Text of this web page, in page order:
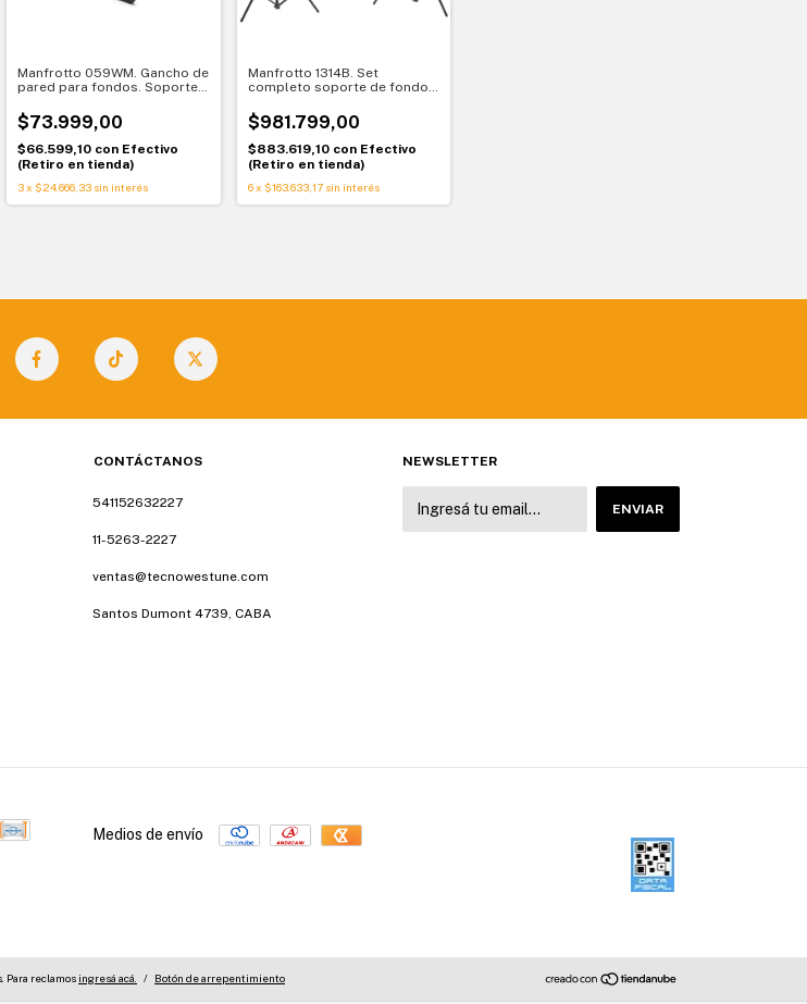
Manfrotto 059WM. Gancho de
pared para fondos. Soporte
$73.999,00
$66.599,10 con Efectivo
(Retiro en tienda)
3x $24.666,33 sin interés
Manfrotto 1314B. Set
completo soporte de fondos.
$981.799,00
$883.619,10 con Efectivo
(Retiro en tienda)
6 x $163.633,17 sin interés
CONTÁCTANOS
541152632227
11-5263-2227
ventas@tecnowestune.com
Santos Dumont 4739, CABA
NEWSLETTER
Medios de envío
Para reclamos ingresá acá. / Botón de arrepentimiento